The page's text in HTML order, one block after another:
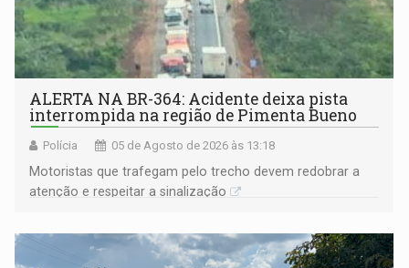
ALERTA NA BR-364: Acidente deixa pista
interrompida na região de Pimenta Bueno
Polícia 05 de Agosto de 2026 às 13:18
​Motoristas que trafegam pelo trecho devem redobrar a
atenção e respeitar a sinalização